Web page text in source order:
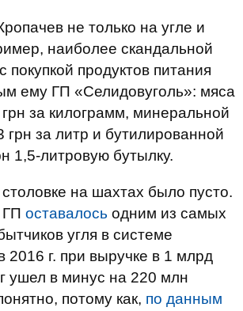
не только на угле и
наиболее скандальной
с покупкой продуктов питания
ему ГП «Селидовуголь»: мяса
за килограмм, минеральной
грн за литр и бутилированной
1,5-литровую бутылку.
на шахтах было пусто.
ГП оставалось одним из самых
угля в системе
г. при выручке в 1 млрд
ушел в минус на 220 млн
потому как, по данным